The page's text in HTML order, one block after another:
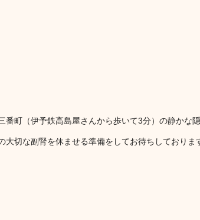
番町（伊予鉄高島屋さんから歩いて3分）の静かな隠
大切な副腎を休ませる準備をしてお待ちしておりま